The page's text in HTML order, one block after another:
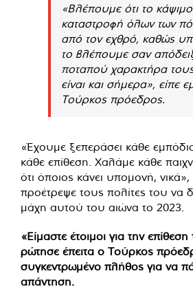
«Βλέπουμε ότι το
καταστροφή όλων των
από τον εχθρό, καθώς
το βλέπουμε σαν
ποταπού χαρακτήρα
είναι και σήμερα», είπε
Τούρκος πρόεδρος.
«Έχουμε ξεπεράσει κάθε
κάθε επίθεση. Χαλάμε κάθε
ότι όποιος κάνει υπομονή,
προέτρεψε τους πολίτες του να
μάχη αυτού του αιώνα το 2023.
«Είμαστε έτοιμοι για την
ρώτησε έπειτα ο Τούρκος
συγκεντρωμένο πλήθος για να
απάντηση.